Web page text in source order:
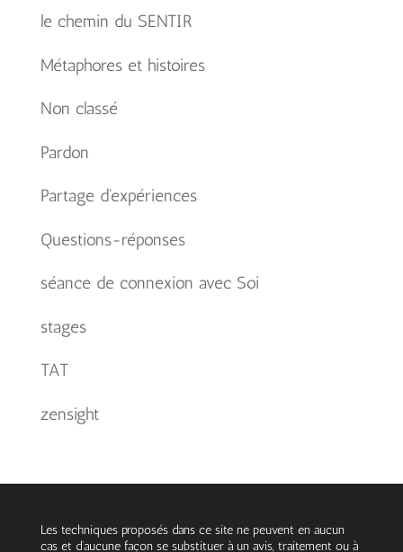
le chemin du SENTIR
Métaphores et histoires
Non classé
Pardon
Partage d'expériences
Questions-réponses
séance de connexion avec Soi
stages
TAT
zensight
Les techniques proposés dans ce site ne peuvent en aucun
cas et d’aucune façon se substituer à un avis, traitement ou à